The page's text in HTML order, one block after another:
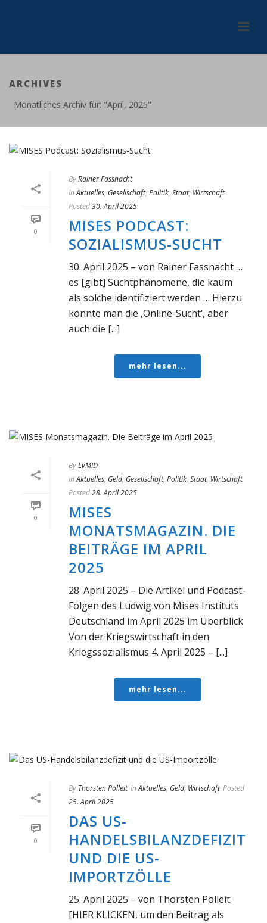
ARCHIVES
Monatliches Archiv für: "April, 2025"
0
ByRainer Fassnacht
In Aktuelles, Gesellschaft, Politik, Staat, Wirtschaft
Posted30. April 2025
MISES PODCAST:
SOZIALISMUS-SUCHT
30. April 2025 – von Rainer Fassnacht …
es [gibt] Suchtphänomene, die kaum
als solche identifiziert werden … Hierzu
könnte man die ‚Online-Sucht‘, aber
auch die [...]
mehr lesen...
0
ByLvMID
In Aktuelles, Geld, Gesellschaft, Politik, Staat, Wirtschaft
Posted28. April 2025
MISES
MONATSMAGAZIN. DIE
BEITRÄGE IM APRIL
2025
28. April 2025 – Die Artikel und Podcast-
Folgen des Ludwig von Mises Instituts
Deutschland im April 2025 im Überblick
Von der Kriegswirtschaft in den
Kriegssozialismus 4. April 2025 – [...]
mehr lesen...
0
By Thorsten Polleit In Aktuelles, Geld, Wirtschaft Posted
25. April 2025
DAS US-
HANDELSBILANZDEFIZIT
UND DIE US-
IMPORTZÖLLE
25. April 2025 – von Thorsten Polleit
[HIER KLICKEN, um den Beitrag als